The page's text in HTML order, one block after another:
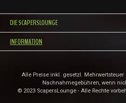
DIE SCAPERSLOUNGE
INFORMATION
Alle Preise inkl. gesetzl. Mehrwertsteuer
Nachnahmegebühren, wenn
© 2023 ScapersLounge - Alle Rechte